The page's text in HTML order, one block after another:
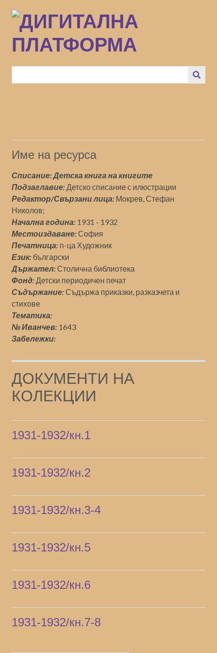
към
основното
съдържание
Име на ресурса
Списание: Детска книга на книгите
Подзаглавие:Детско списание с илюстрации
Редактор/Свързани лица: Мокрев, Стефан
Николов;
Начална година: 1931 - 1932
Местоиздаване:София
Печатница: п-ца Художник
Език: български
Държател:Столична библиотека
Фонд:Детски периодичен печат
Съдържание:Съдържа приказки, разказчета и
стихове
Тематика:
№ Иванчев: 1643
Забележки:
ДОКУМЕНТИ НА
КОЛЕКЦИИ
1931-1932/кн.1
1931-1932/кн.2
1931-1932/кн.3-4
1931-1932/кн.5
1931-1932/кн.6
1931-1932/кн.7-8